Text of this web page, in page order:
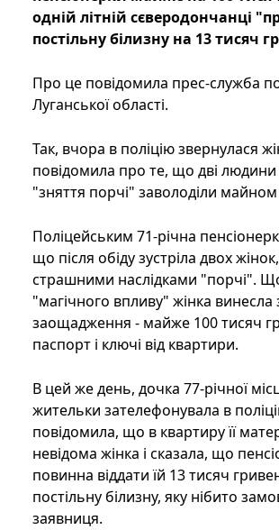
одній літній сєверодончанці
постільну білизну на 13 тисяч
Про це повідомила прес-служба
Луганської області.
Так, вчора в поліцію звернулася
повідомила про те, що дві
"зняття порчі" заволоділи майном
Поліцейським 71-річна
що після обіду зустріла двох жінок,
страшними наслідками "порчi".
"магічного впливу" жінка винесла
заощадження - майже 100 тисяч
паспорт і ключі від квартири.
В цей же день, дочка 77-річної
жительки зателефонувала в
повідомила, що в квартиру її
невідома жінка і сказала, що
повинна віддати їй 13 тисяч
постільну білизну, яку нібито
заявниця.